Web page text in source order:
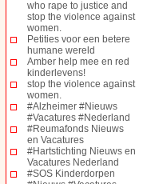
who rape to justice and
stop the violence against
women.
Petities voor een betere
humane wereld
Amber help mee en red
kinderlevens!
stop the violence against
women.
#Alzheimer #Nieuws
#Vacatures #Nederland
#Reumafonds Nieuws
en Vacatures
#Hartstichting Nieuws en
Vacatures Nederland
#SOS Kinderdorpen